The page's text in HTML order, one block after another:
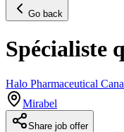
Go back
Spécialiste
Halo Pharmaceutical
Mirabel
Share job offer